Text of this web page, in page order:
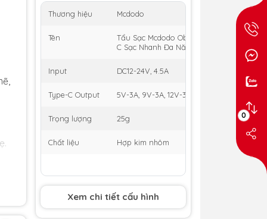
0
Thương hiệu Mcdodo
Tên
Tẩu Sạc Mcdodo Obsidian 45W Siêu Nhỏ
C Sạc Nhanh Đa Năng
Input DC12-24V, 4.5A
Type-C Output 5V-3A, 9V-3A, 12V-3A, 15V-3A, 20V-2.25A,
Trọng lượng 25g
Chất liệu Hợp kim nhôm
Xem chi tiết cấu hình